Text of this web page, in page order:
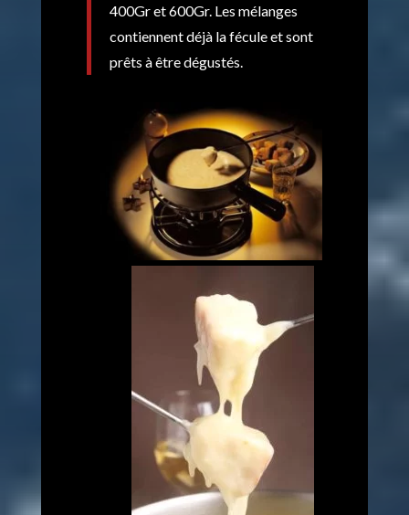
400Gr et 600Gr. Les mélanges
contiennent déjà la fécule et sont
prêts à être dégustés.